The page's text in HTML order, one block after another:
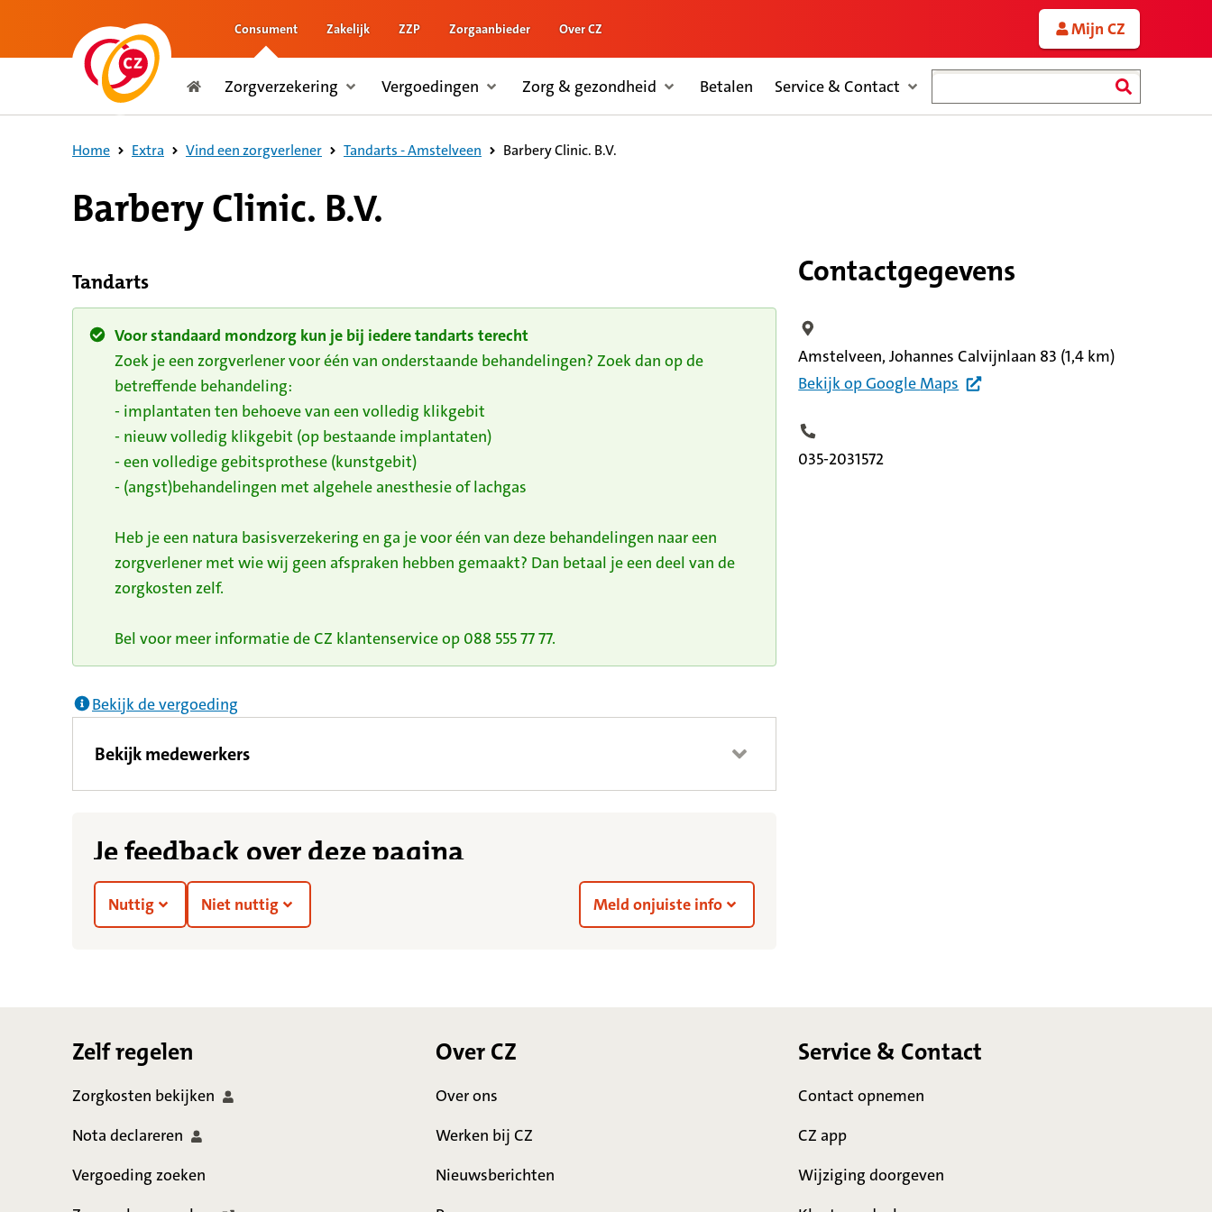
de inhoud
Consument Zakelijk ZZP Zorgaanbieder Over CZ Mijn CZ
Consument
Zorgverzekering Vergoedingen Zorg & gezondheid Betalen Service & Contact
Home Extra Vind een zorgverlener Tandarts - Amstelveen Barbery Clinic. B.V.
Barbery Clinic. B.V.
Tandarts
Voor standaard mondzorg kun je bij iedere tandarts terecht
Zoek je een zorgverlener voor één van onderstaande behandelingen? Zoek dan op de
betreffende behandeling:
- implantaten ten behoeve van een volledig klikgebit
- nieuw volledig klikgebit (op bestaande implantaten)
- een volledige gebitsprothese (kunstgebit)
- (angst)behandelingen met algehele anesthesie of lachgas
Heb je een natura basisverzekering en ga je voor één van deze behandelingen naar een
zorgverlener met wie wij geen afspraken hebben gemaakt? Dan betaal je een deel van de
zorgkosten zelf.
Bel voor meer informatie de CZ klantenservice op 088 555 77 77.
Bekijk de vergoeding
Bekijk medewerkers
Contactgegevens
Locatiegegevens
Amstelveen, Johannes Calvijnlaan 83 (1,4 km)
Bekijkop Google Maps
Telefoonnummer
035-2031572
Je feedback over deze pagina
Nuttig Niet nuttig Meld onjuiste info
Zelf regelen
Zorgkosten bekijken
Nota declareren
Vergoeding zoeken
Over CZ
Over ons
Werken bij CZ
Nieuwsberichten
Service & Contact
Contact opnemen
CZ app
Wijziging doorgeven